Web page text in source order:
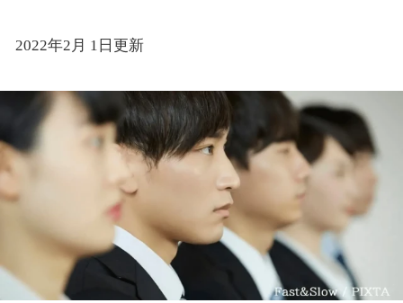
2022年2月 1日更新